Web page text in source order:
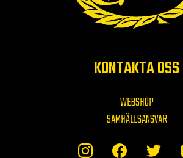
KONTAKTA OSS
WEBSHOP
SAMHÄLLSANSVAR